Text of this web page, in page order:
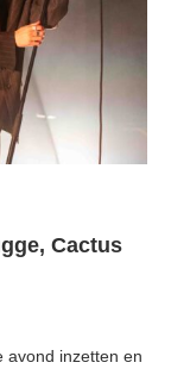
Cactus
avond inzetten en